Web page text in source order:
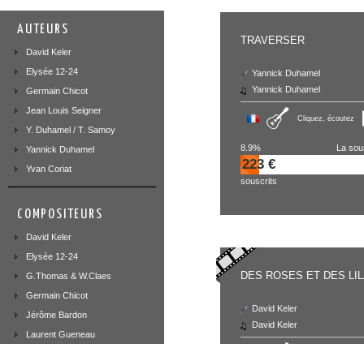
AUTEURS
David Keler
Elysée 12-24
Germain Chicot
Jean Louis Seigner
Y. Duhamel / T. Samoy
Yannick Duhamel
Yvan Coriat
COMPOSITEURS
David Keler
Elysée 12-24
G.Thomas & W.Claes
Germain Chicot
Jérôme Bardon
Laurent Gueneau
TRAVERSER
Yannick Duhamel
Yannick Duhamel
Cliquez, écoutez
8.9% La
223 €
souscrits
DES ROSES ET DES
David Keler
David Keler